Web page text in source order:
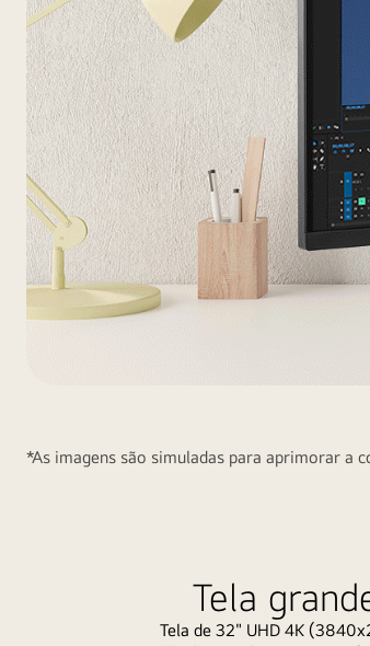
Imagens
*As imagens são simuladas para aprimorar a
Tela
Tela de 32" UHD 4K